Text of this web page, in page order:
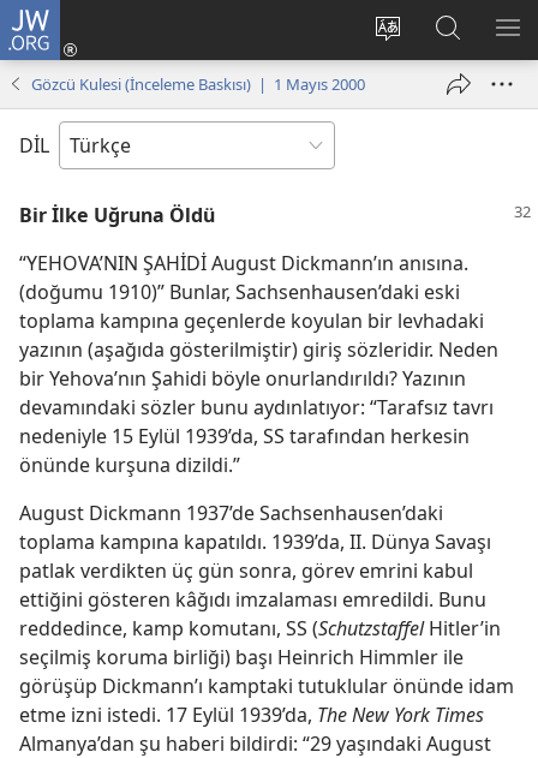
JW.ORG
Site
değiştir
Oturum
Aç
Sitede
Ara
Gözcü Kulesi (İnceleme Baskısı) | 1 Mayıs 2000
DİL
Bir İlke Uğruna Öldü
“YEHOVA’NIN ŞAHİDİ August Dickmann’ın anısına.
(doğumu 1910)” Bunlar, Sachsenhausen’daki eski
toplama kampına geçenlerde koyulan bir levhadaki
yazının (aşağıda gösterilmiştir) giriş sözleridir. Neden
bir Yehova’nın Şahidi böyle onurlandırıldı? Yazının
devamındaki sözler bunu aydınlatıyor: “Tarafsız tavrı
nedeniyle 15 Eylül 1939’da, SS tarafından herkesin
önünde kurşuna dizildi.”
August Dickmann 1937’de Sachsenhausen’daki
toplama kampına kapatıldı. 1939’da, II. Dünya Savaşı
patlak verdikten üç gün sonra, görev emrini kabul
ettiğini gösteren kâğıdı imzalaması emredildi. Bunu
reddedince, kamp komutanı, SS (SchutzstaffelHitler’in
seçilmiş koruma birliği) başı Heinrich Himmler ile
görüşüp Dickmann’ı kamptaki tutuklular önünde idam
etme izni istedi. 17 Eylül 1939’da, The New York Times
Almanya’dan şu haberi bildirdi: “29 yaşındaki August